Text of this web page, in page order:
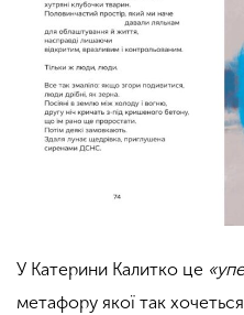
У Катерини Калитко це
метафору якої так